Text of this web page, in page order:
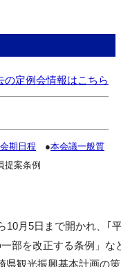
の定例会情報はこちら
会期日程 ●本会議一般質
案条例
10月5日まで開かれ、｢
部を改正する条例」な
県観光振興基本計画の